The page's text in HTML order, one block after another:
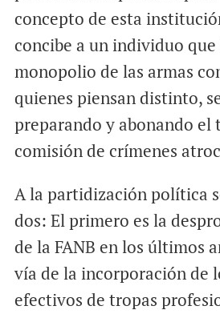
concepto de esta
concibe a un individuo
monopolio de las armas
quienes piensan distinto,
preparando y abonando el
comisión de crímenes
A la partidización política
dos: El primero es la
de la FANB en los últimos
vía de la incorporación de
efectivos de tropas